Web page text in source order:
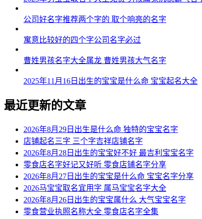
公司好名字推荐两个字的 取个响亮的名字
寓意比较好的四个字公司名字必过
曹姓男孩名字大全属龙 曹姓男孩大气名字
2025年11月16日出生的宝宝是什么命 宝宝起名大全
最近更新的文章
2026年8月29日出生是什么命 独特的宝宝名字
店铺起名三字 三个字吉祥店铺名字
2026年8月28日出生的宝宝好不好 最吉利宝宝名字
零食店名字好记又好听 零食店铺名字分享
2026年8月27日出生的宝宝是什么命 宝宝名字分享
2026马宝宝取名宜用字 属马宝宝名字大全
2026年8月26日出生的宝宝属什么 大气宝宝名字
零食营业执照名称大全 零食店名字全集